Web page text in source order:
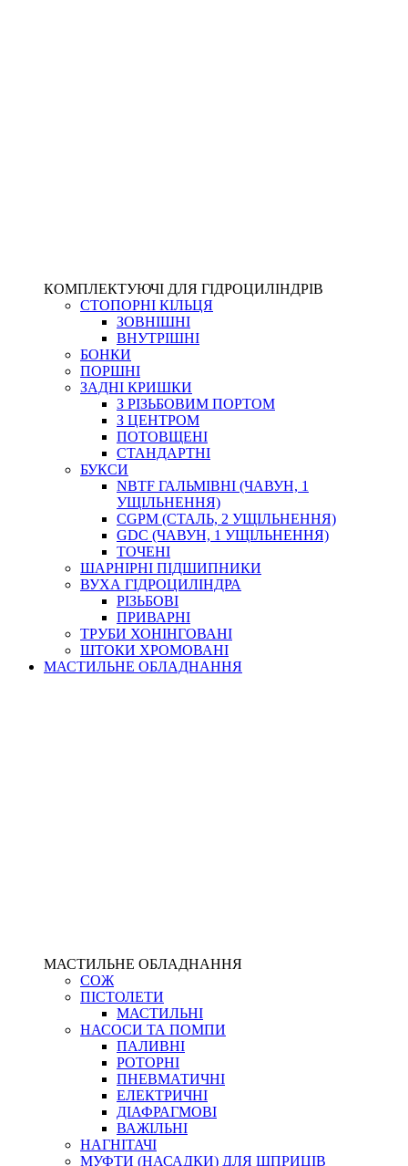
КОМПЛЕКТУЮЧІ ДЛЯ ГІДРОЦИЛІНДРІВ
СТОПОРНІ КІЛЬЦЯ
ЗОВНІШНІ
ВНУТРІШНІ
БОНКИ
ПОРШНІ
ЗАДНІ КРИШКИ
З РІЗЬБОВИМ ПОРТОМ
З ЦЕНТРОМ
ПОТОВЩЕНІ
СТАНДАРТНІ
БУКСИ
NBTF ГАЛЬМІВНІ (ЧАВУН, 1
УЩІЛЬНЕННЯ)
CGPM (СТАЛЬ, 2 УЩІЛЬНЕННЯ)
GDC (ЧАВУН, 1 УЩІЛЬНЕННЯ)
ТОЧЕНІ
ШАРНІРНІ ПІДШИПНИКИ
ВУХА ГІДРОЦИЛІНДРА
РІЗЬБОВІ
ПРИВАРНІ
ТРУБИ ХОНІНГОВАНІ
ШТОКИ ХРОМОВАНІ
МАСТИЛЬНЕ ОБЛАДНАННЯ
МАСТИЛЬНЕ ОБЛАДНАННЯ
СОЖ
ПІСТОЛЕТИ
МАСТИЛЬНІ
НАСОСИ ТА ПОМПИ
ПАЛИВНІ
РОТОРНІ
ПНЕВМАТИЧНІ
ЕЛЕКТРИЧНІ
ДІАФРАГМОВІ
ВАЖІЛЬНІ
НАГНІТАЧІ
МУФТИ (НАСАДКИ) ДЛЯ ШПРИЦІВ